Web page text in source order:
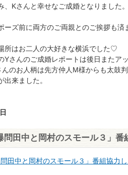
、Kさんと幸せなご成婚となりました。
ーズ前に両方のご両親とのご挨拶も
所はお二人の大好きな横浜でした♡
Yさんのご成婚レポートは後日またア
んのお人柄は先方仲人M様からも太鼓
出来ました。
問田中と岡村のスモール３」
問田中と岡村のスモール３」番組協力